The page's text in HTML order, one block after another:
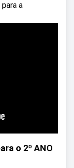
a
o 2º ANO